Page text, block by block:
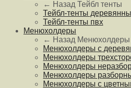
← Назад Тейбл тенты
Тейбл-тенты
Тейбл-тенты пвх
Менюхолдеры
← Назад Менюхолдеры
Менюхолдеры с
Менюхолдеры
Менюхолдеры
Менюхолдеры
Менюхолдеры с